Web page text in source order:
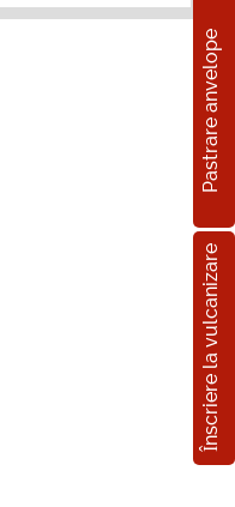
Pastrare anvelope
Înscriere la vulcanizare